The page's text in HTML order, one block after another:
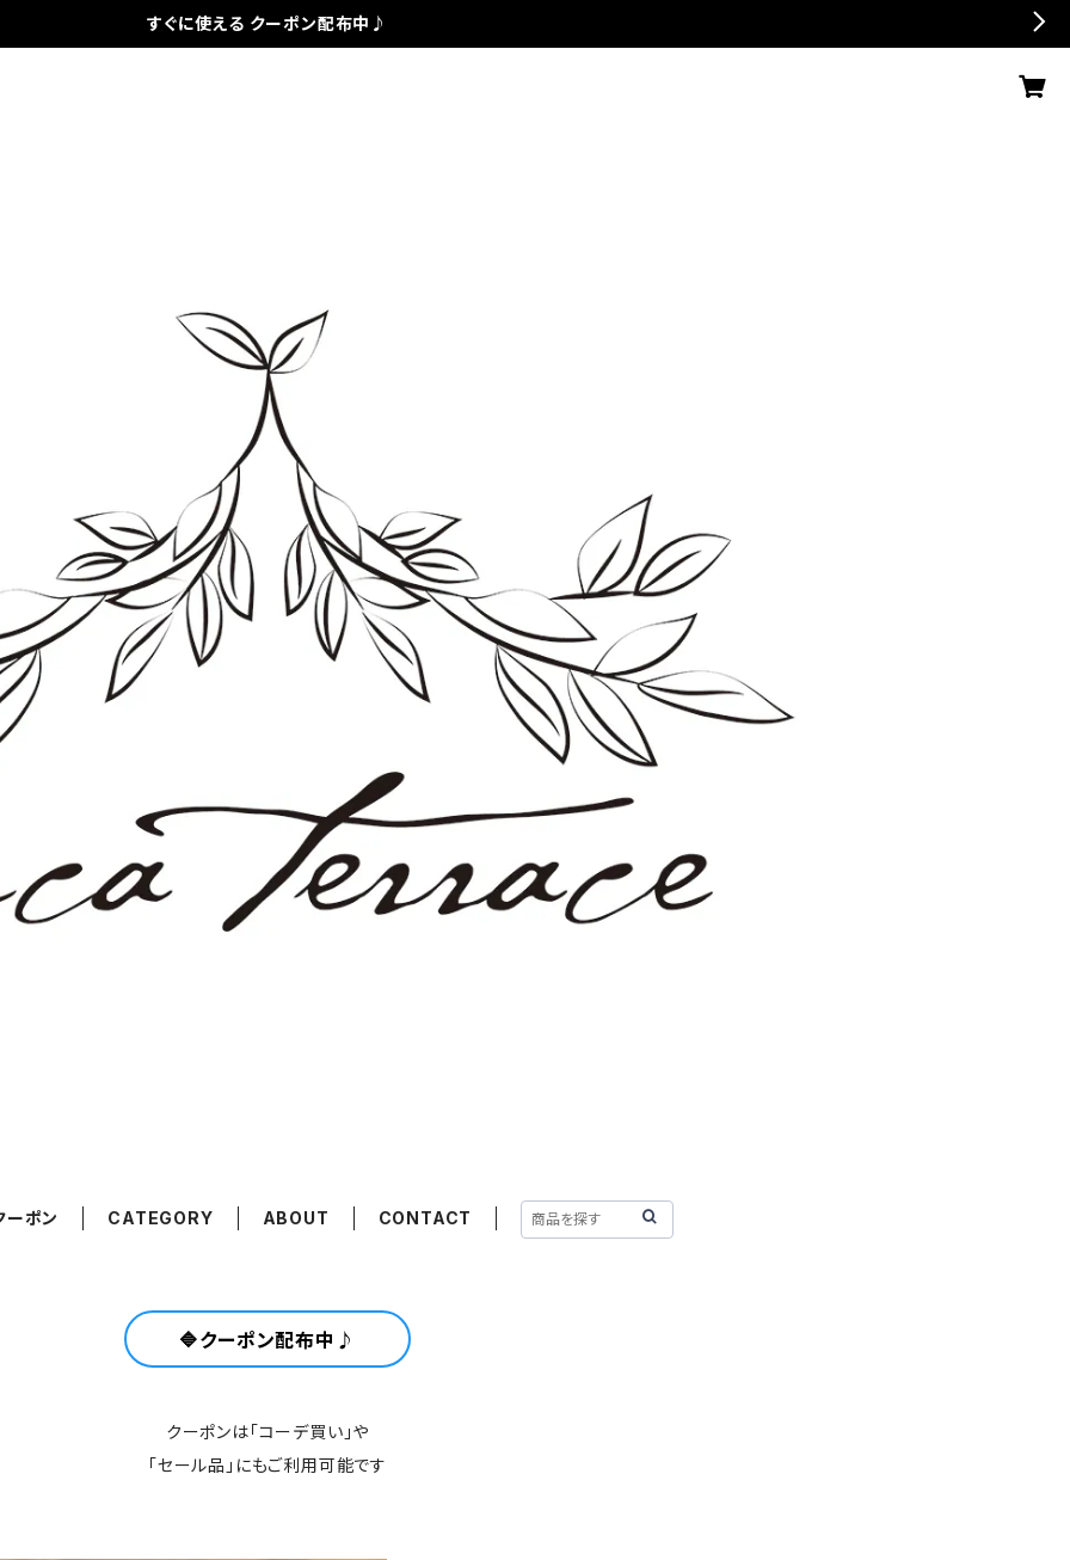
すぐに使える クーポン配布中♪
ーポン CATEGORY ABOUT CONTACT
🔷クーポン配布中♪
クーポンは「コーデ買い」や
「セール品」にもご利用可能です